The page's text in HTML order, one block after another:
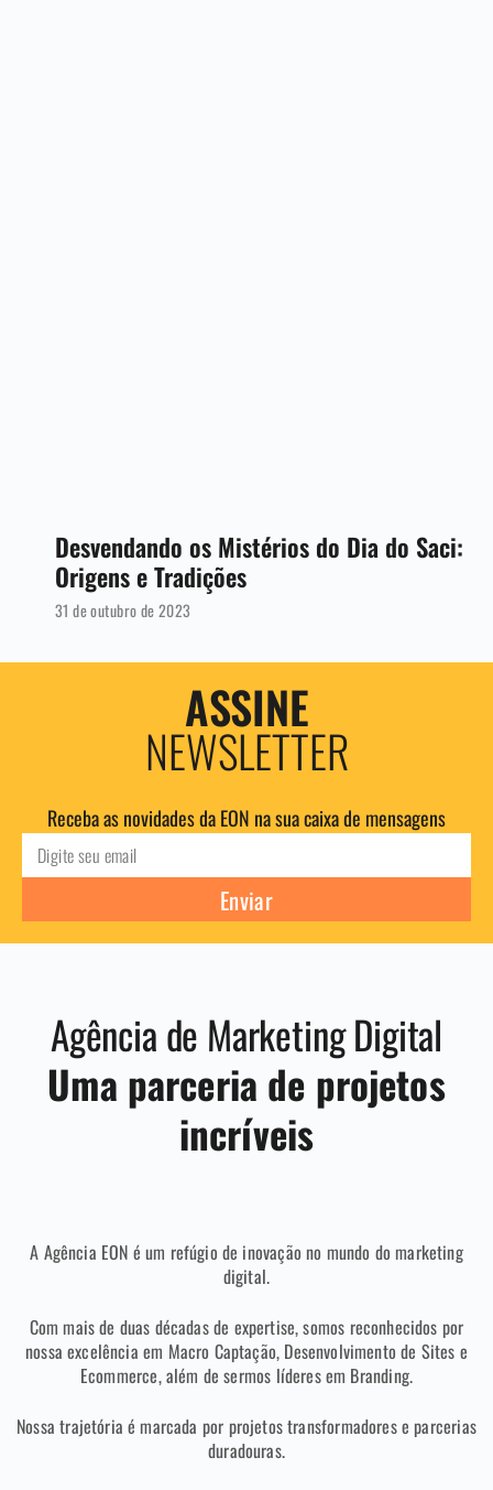
Desvendando os Mistérios do Dia do Saci:
Origens e Tradições
31 de outubro de 2023
ASSINE
NEWSLETTER
Receba as novidades da EON na sua caixa de mensagens
Enviar
Agência de Marketing Digital
Uma parceria de projetos
incríveis
A Agência EON é um refúgio de inovação no mundo do marketing
digital.
Com mais de duas décadas de expertise, somos reconhecidos por
nossa excelência em Macro Captação, Desenvolvimento de Sites e
Ecommerce, além de sermos líderes em Branding.
Nossa trajetória é marcada por projetos transformadores e parcerias
duradouras.